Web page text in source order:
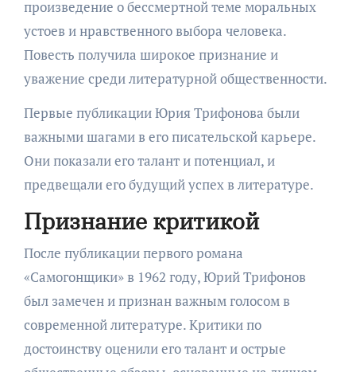
произведение о бессмертной теме моральных
устоев и нравственного выбора человека.
Повесть получила широкое признание и
уважение среди литературной общественности.
Первые публикации Юрия Трифонова были
важными шагами в его писательской карьере.
Они показали его талант и потенциал, и
предвещали его будущий успех в литературе.
Признание критикой
После публикации первого романа
«Самогонщики» в 1962 году, Юрий Трифонов
был замечен и признан важным голосом в
современной литературе. Критики по
достоинству оценили его талант и острые